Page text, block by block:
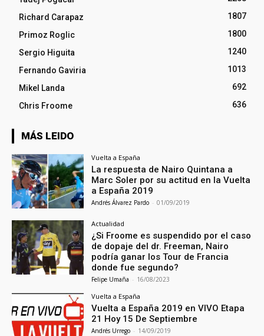
Richard Carapaz
1807
Primoz Roglic
1800
Sergio Higuita
1240
Fernando Gaviria
1013
Mikel Landa
692
Chris Froome
636
MÁS LEIDO
Vuelta a España
La respuesta de Nairo Quintana a
Marc Soler por su actitud en la Vuelta
a España 2019
Andrés Álvarez Pardo - 01/09/2019
Actualidad
¿Si Froome es suspendido por el caso
de dopaje del dr. Freeman, Nairo
podría ganar los Tour de Francia
donde fue segundo?
Felipe Umaña - 16/08/2023
Vuelta a España
Vuelta a España 2019 en VIVO Etapa
21 Hoy 15 De Septiembre
Andrés Urrego - 14/09/2019